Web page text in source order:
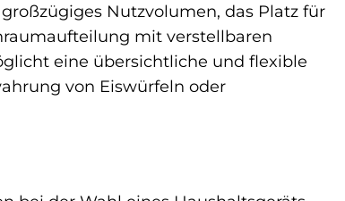
Nutzvolumen, das Platz für
mit verstellbaren
eine übersichtliche und flexible
von Eiswürfeln oder